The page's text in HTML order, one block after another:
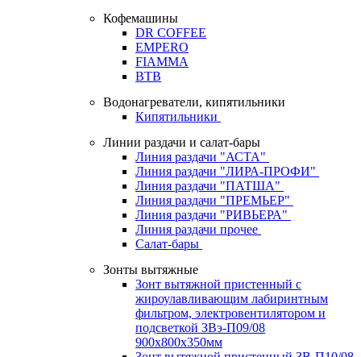
Кофемашины
DR COFFEE
EMPERO
FIAMMA
BTB
Водонагреватели, кипятильники
Кипятильники
Линии раздачи и салат-бары
Линия раздачи "АСТА"
Линия раздачи "ЛИРА-ПРОФИ"
Линия раздачи "ПАТША"
Линия раздачи "ПРЕМЬЕР"
Линия раздачи "РИВЬЕРА"
Линия раздачи прочее
Салат-бары
Зонты вытяжные
Зонт вытяжной пристенный с
жироулавливающим лабиринтным
фильтром, электровентилятором и
подсветкой ЗВэ-П09/08
900х800х350мм